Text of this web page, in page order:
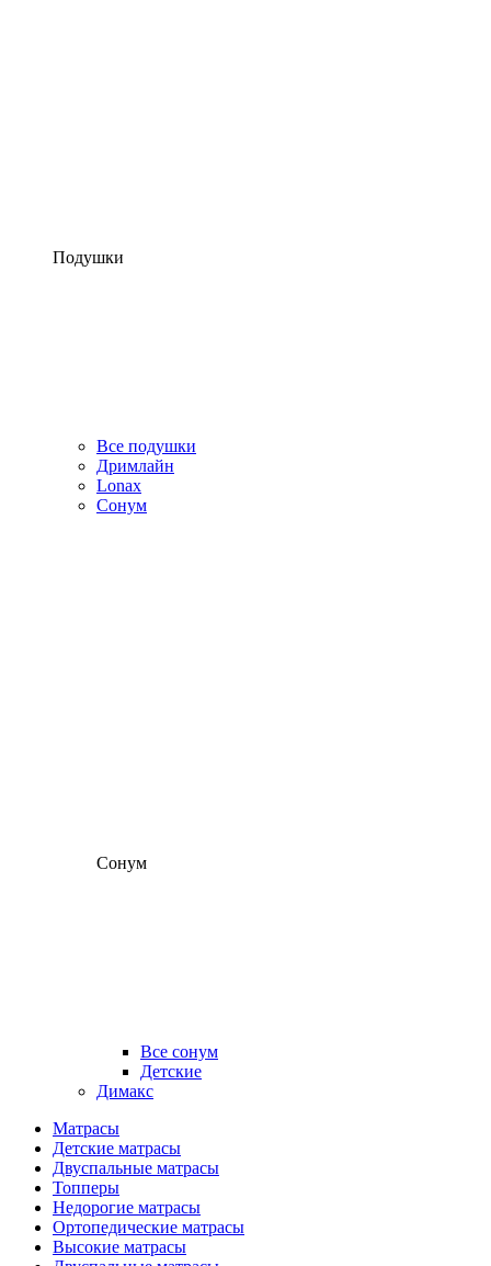
Подушки
Все подушки
Дримлайн
Lonax
Сонум
Сонум
Все сонум
Детские
Димакс
Матрасы
Детские матрасы
Двуспальные матрасы
Топперы
Недорогие матрасы
Ортопедические матрасы
Высокие матрасы